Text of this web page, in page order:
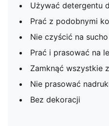
Używać detergentu
Prać z podobnymi
Nie czyścić na sucho
Prać i prasować na
Zamknąć wszystkie
Nie prasować
Bez dekoracji